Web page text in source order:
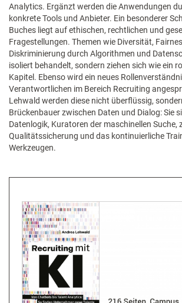
Analytics. Ergänzt werden die Anwendungen
konkrete Tools und Anbieter. Ein besonderer
Buches liegt auf ethischen, rechtlichen und
Fragestellungen. Themen wie Diversität,
Diskriminierung durch Algorithmen und
isoliert behandelt, sondern ziehen sich wie ein
Kapitel. Ebenso wird ein neues
Verantwortlichen im Bereich Recruiting
Lehwald werden diese nicht überflüssig,
Brückenbauer zwischen Daten und Dialog: Sie
Datenlogik, Kuratoren der maschinellen Suche,
Qualitätssicherung und das kontinuierliche
Werkzeugen.